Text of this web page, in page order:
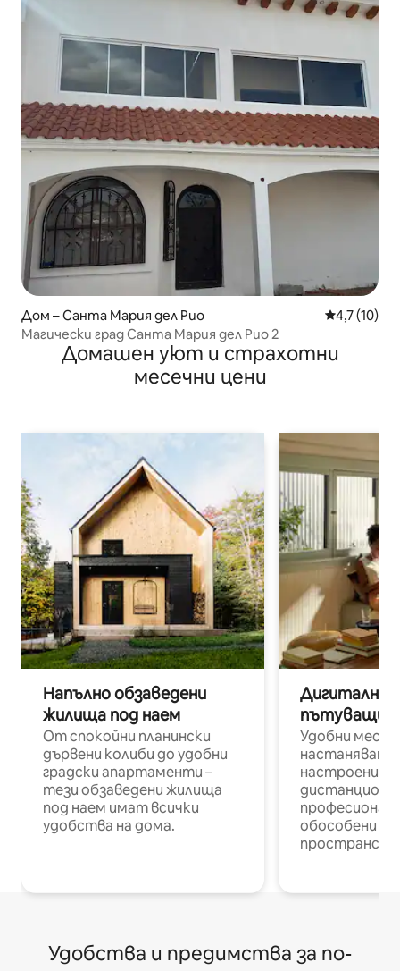
Дом – Санта Мария дел Рио Средна
4,7 (10)
Магически град Санта Мария дел Рио 2
Домашен уют и страхотни
месечни цени
Напълно обзаведени
жилища под наем
От спокойни планински
дървени колиби до удобни
градски апартаменти –
тези обзаведени жилища
под наем имат всички
удобства на дома.
Дигитални
пътуващи
Удобни
настаняване
настроени и
обособени
Удобства и предимства за по-